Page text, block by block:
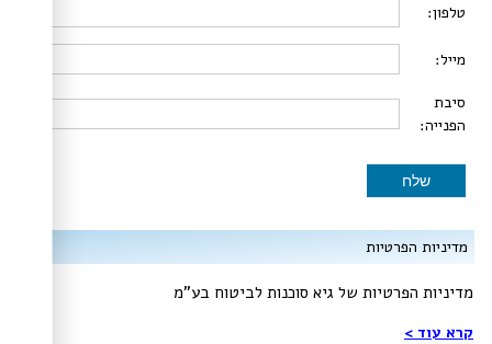
טלפון:
מייל:
סיבת
הפנייה:
שלח
מדיניות הפרטיות
מדיניות הפרטיות של גיא סוכנות לביטוח בע"מ​
קרא עוד >